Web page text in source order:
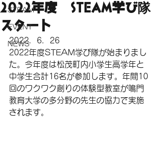
STEAM
EVENT
NEWS
2022年度 STEAM学び隊
スタート
2022．6．26
2022年度STEAM学び隊が始まりまし
た。今年度は松茂町内小学生高学年と
中学生合計16名が参加します。年間10
回のワクワク創りの体験型教室が鳴門
教育大学の多分野の先生の協力で実施
されます。